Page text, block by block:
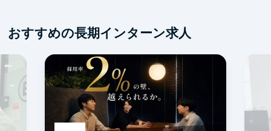
おすすめの長期インターン求人